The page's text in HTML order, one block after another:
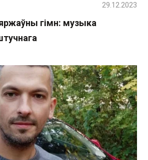
гімн: музыка
29.12.2023